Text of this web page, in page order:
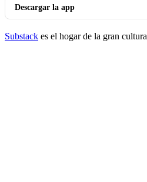
Descargar la app
Substack es el hogar de la gran cultura